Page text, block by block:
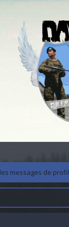
messages de profil